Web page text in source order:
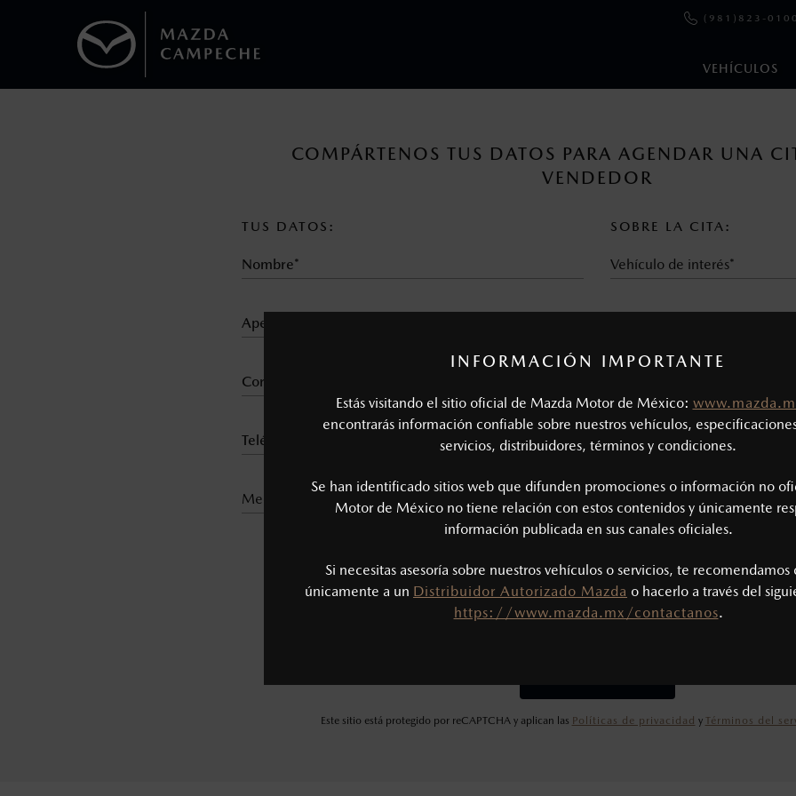
INFORMACIÓN IMPORTANTE
Estás visitando el sitio oficial de Mazda Motor de México:
encontrarás información confiable sobre nuestros vehículos,
servicios, distribuidores, términos y condiciones.
Se han identificado sitios web que difunden promociones o información no
Motor de México no tiene relación con estos contenidos y únicamente
información publicada en sus canales oficiales.
Si necesitas asesoría sobre nuestros vehículos o servicios, te recomendamos
únicamente a un Distribuidor Autorizado Mazda o hacerlo a través del
https://www.mazda.mx/contactanos.
VEHÍCULOS
(981)823-0100
COMPÁRTENOS TUS DATOS PARA AGENDAR UNA
VENDEDOR
TUS DATOS:
medio de contacto*
SOBRE LA CITA:
Vehículo de interés*
Recibir promociones
He leído y
Política de
Este sitio está protegido por reCAPTCHA y aplican las Políticas de privacidad y Términos del
I.S.A.N., y pueden cambiar sin previo aviso, no incluyen: tenencias, placas, accesorios, seguro y gastos
modificar las especificaciones y los precios de sus productos, sin aviso previo al consumidor.